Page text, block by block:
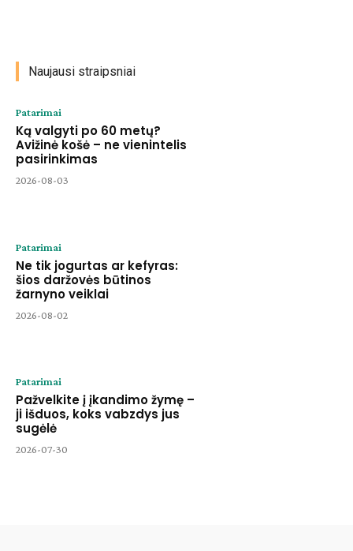
Naujausi straipsniai
Patarimai
Ką valgyti po 60 metų?
Avižinė košė – ne vienintelis
pasirinkimas
2026-08-03
Patarimai
Ne tik jogurtas ar kefyras:
šios daržovės būtinos
žarnyno veiklai
2026-08-02
Patarimai
Pažvelkite į įkandimo žymę –
ji išduos, koks vabzdys jus
sugėlė
2026-07-30